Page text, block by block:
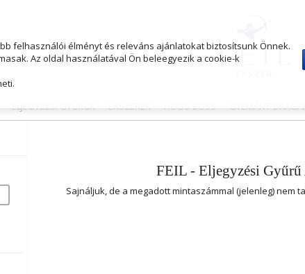
ELJEGYZESI GYŰRŰK ÉKSZEREK HUGO BOSS GYÉMÁNT-
FEIL - Eljegyzési Gyűrű
Sajnáljuk, de a megadott mintaszámmal (jelenleg) nem
felhasználói élményt és releváns ajánlatokat biztosítsunk Önnek.
Az oldal használatával Ön beleegyezik a cookie-k